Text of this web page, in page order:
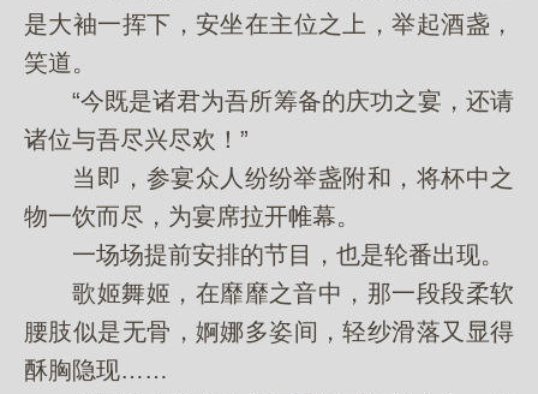
是大袖一挥下，安坐在主位之上，举起酒盏，
笑道。
“今既是诸君为吾所筹备的庆功之宴，还请
诸位与吾尽兴尽欢！”
当即，参宴众人纷纷举盏附和，将杯中之
物一饮而尽，为宴席拉开帷幕。
一场场提前安排的节目，也是轮番出现。
歌姬舞姬，在靡靡之音中，那一段段柔软
腰肢似是无骨，婀娜多姿间，轻纱滑落又显得
酥胸隐现……